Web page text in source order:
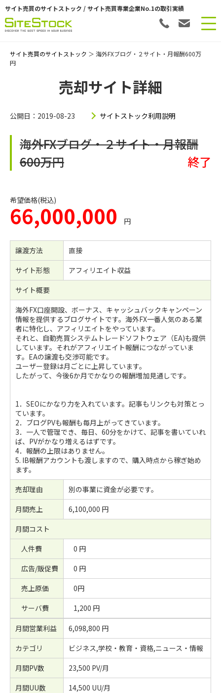
サイト売買のサイトストック / サイト売買専業企業No.1の取引実績
サイト売買のサイトストック ＞ 海外FXブログ・２サイト・月報酬600万
円
売却サイト詳細
公開日：2019-08-23 サイトストック利用説明
海外FXブログ・２サイト・月報酬
600万円
終了
希望価格(税込)
66,000,000 円
譲渡方法
直接
サイト形態
アフィリエイト収益
サイト概要
海外FX口座開設、ボーナス、キャッシュバックキャンペーン
情報を提供するブログサイトです。海外FX一番人気のある業
者に特化し、アフィリエイトをやっています。
それと、自動売買システムトレードソフトウェア（EA)も提供
しています。それがアフィリエイト報酬につながっていま
す。EAの譲渡も交渉可能です。
ユーザー登録は月ごとに上昇しています。
したがって、今後6か月でかなりの報酬増加見通しです。
1．SEOにかなり力を入れています。記事もリンクも対策とっ
ています。
2．ブログPVも報酬も毎月上がってきています。
3．一人で管理でき、毎日、60分をかけて、記事を書いていれ
ば、PVがかなり増えるはずです。
4．報酬の上限はありません。
5. IB報酬アカウントも渡しますので、購入時点から稼ぎ始め
ます。
売却理由
別の事業に資金が必要です。
月間売上
6,100,000 円
月間コスト
人件費
0 円
広告/販促費
0 円
売上原価
0円
サーバ費
1,200 円
月間営業利益
6,098,800 円
カテゴリ
ビジネス,学校・教育・資格,ニュース・情報
月間PV数
23,500 PV/月
月間UU数
14,500 UU/月